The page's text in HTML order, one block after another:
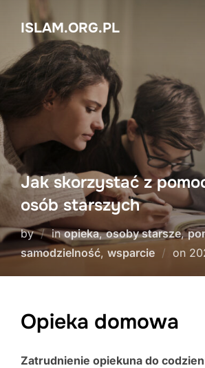
content
ISLAM.ORG.PL
Jak skorzystać z
osób starszych
by inopieka,osoby starsze,
samodzielność, wsparcie on
Opieka domowa
Zatrudnienie opiekuna do